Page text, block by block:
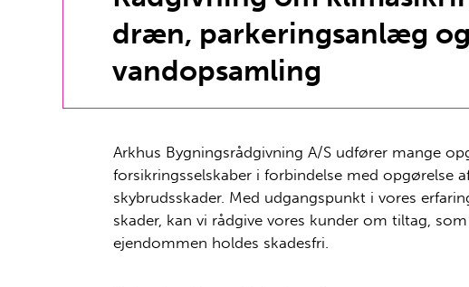
dræn, parkeringsanlæg og
vandopsamling
Arkhus Bygningsrådgivning A/S udfører mange
forsikringsselskaber i forbindelse med opgørelse
skybrudsskader. Med udgangspunkt i vores
skader, kan vi rådgive vores kunder om tiltag,
ejendommen holdes skadesfri.